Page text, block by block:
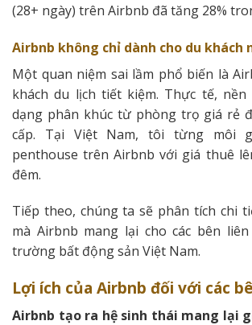
(28+ ngày) trên Airbnb đã tăng 28%
Airbnb không chỉ dành cho du khách
Một quan niệm sai lầm phổ biến là
khách du lịch tiết kiệm. Thực tế,
dạng phân khúc từ phòng trọ giá rẻ
cấp. Tại Việt Nam, tôi từng môi
penthouse trên Airbnb với giá thuê
đêm.
Tiếp theo, chúng ta sẽ phân tích chi
mà Airbnb mang lại cho các bên
trường bất động sản Việt Nam.
Lợi ích của Airbnb đối với các
Airbnb tạo ra hệ sinh thái mang lại